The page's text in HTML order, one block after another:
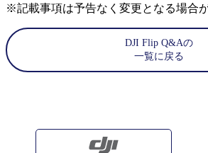
※記載事項は予告なく変更となる場合が
DJI Flip Q&Aの
一覧に戻る